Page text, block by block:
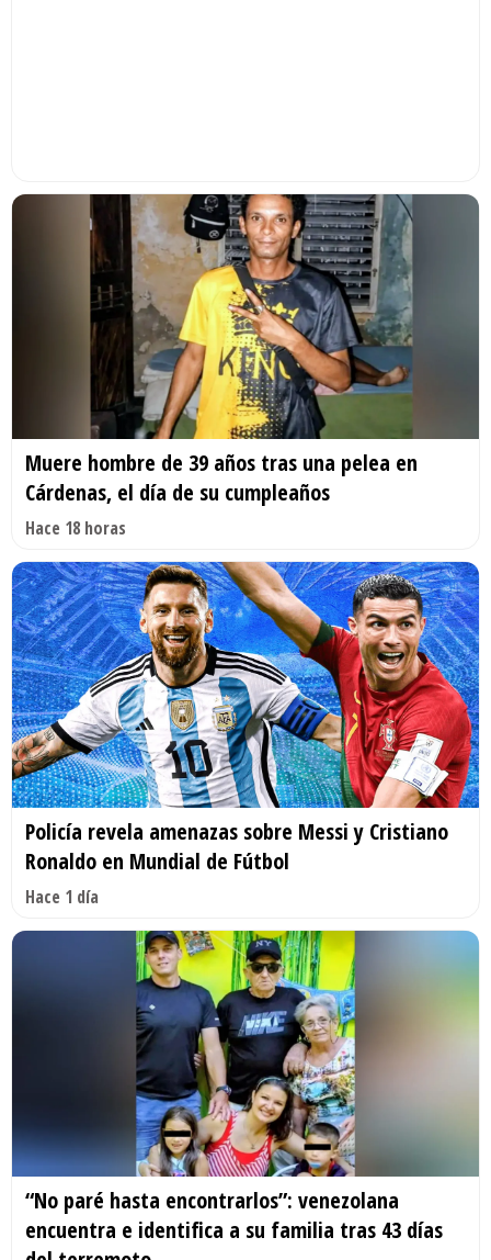
Muere hombre de 39 años tras una pelea en
Cárdenas, el día de su cumpleaños
Hace 18 horas
Policía revela amenazas sobre Messi y Cristiano
Ronaldo en Mundial de Fútbol
Hace 1 día
“No paré hasta encontrarlos”: venezolana
encuentra e identifica a su familia tras 43 días